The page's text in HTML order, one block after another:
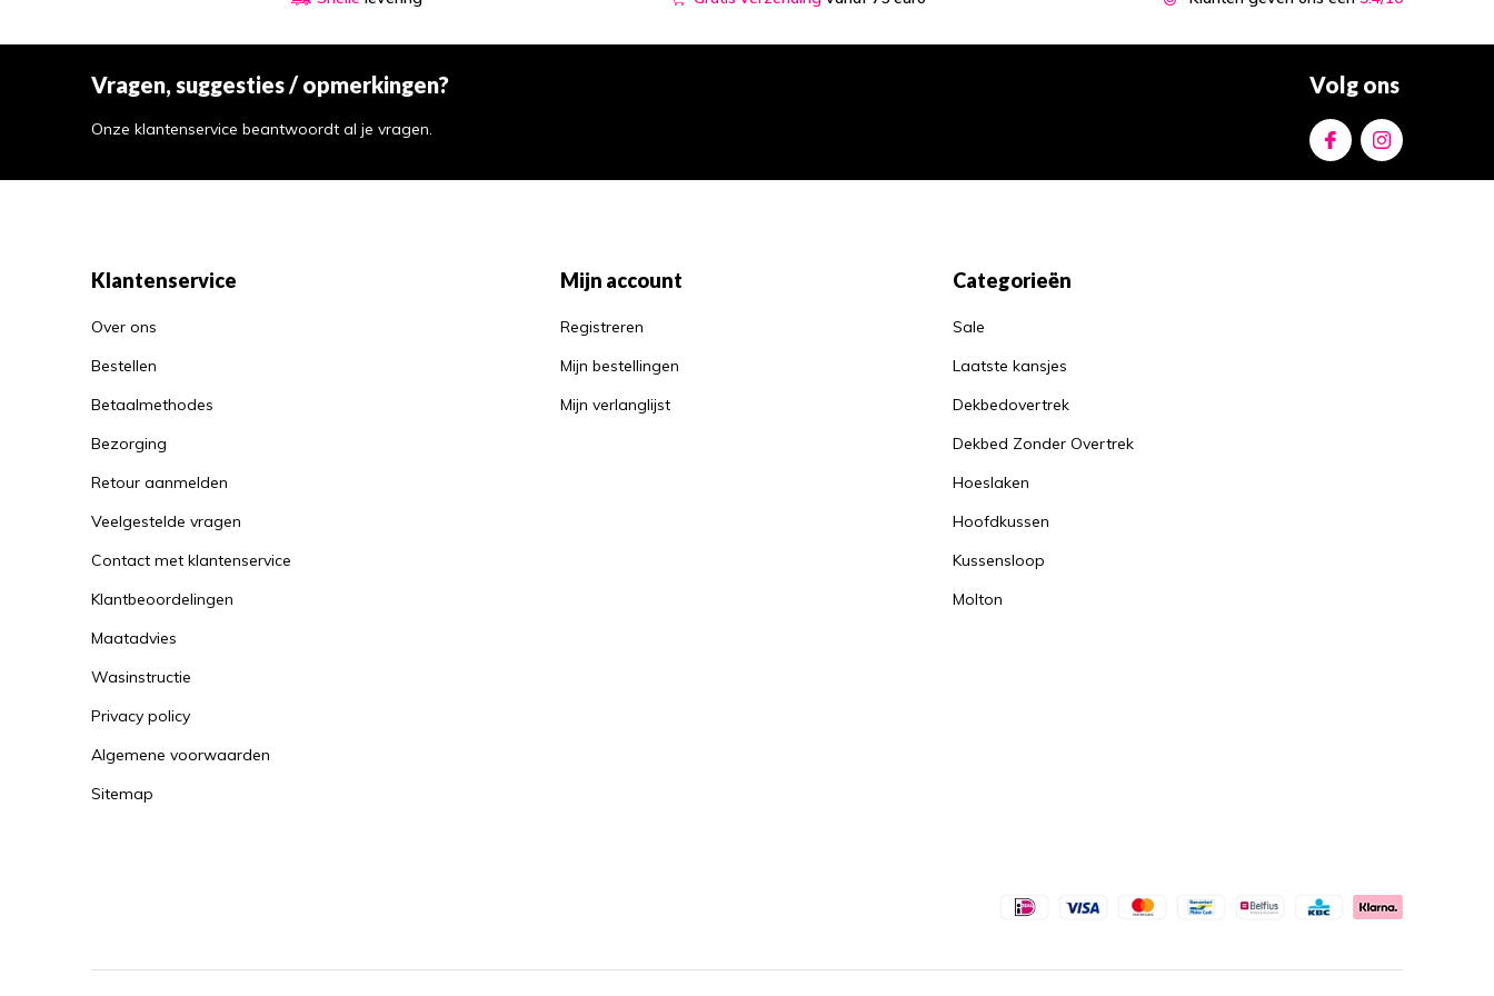
Vragen, suggesties / opmerkingen?
Onze klantenservice beantwoordt al je vragen.
Volg ons
Klantenservice
Over ons
Bestellen
Betaalmethodes
Bezorging
Retour aanmelden
Veelgestelde vragen
Contact met klantenservice
Klantbeoordelingen
Maatadvies
Wasinstructie
Privacy policy
Algemene voorwaarden
Sitemap
Mijn account
Registreren
Mijn bestellingen
Mijn verlanglijst
Categorieën
Sale
Laatste kansjes
Dekbedovertrek
Dekbed Zonder Overtrek
Hoeslaken
Hoofdkussen
Kussensloop
Molton